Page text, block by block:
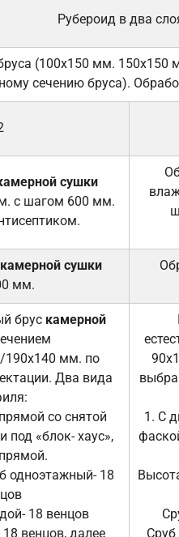
Рубероид в два
(100х150 мм. 150х150
сечению бруса).
сушки
с шагом 600 мм.
камерной сушки
мм.
брус камерной
190х140 мм. по
Два вида
со снятой
под «блок- хаус»,
одноэтажный- 18
18 венцов
венцов, далее
1. С
Сруб